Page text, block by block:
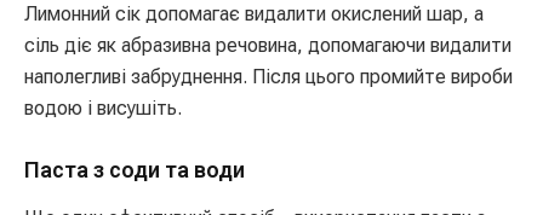
Лимонний сік допомагає видалити окислений шар, а
сіль діє як абразивна речовина, допомагаючи видалити
наполегливі забруднення. Після цього промийте вироби
водою і висушіть.
Паста з соди та води